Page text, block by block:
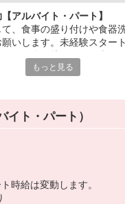
が、毎日の励みに。誰か
手。
スを展開し、安心・安全な
アルバイト・パート】
、食事の盛り付けや食器
いします。未経験スター
います。先輩が丁寧にサポ
もっと見る
イト・パート）
時給は変動します。